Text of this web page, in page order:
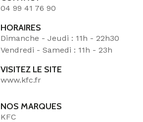
04 99 41 76 90
HORAIRES
Dimanche - Jeudi : 11h - 22h30
Vendredi - Samedi : 11h - 23h
VISITEZ LE SITE
www.kfc.fr
NOS MARQUES
KFC